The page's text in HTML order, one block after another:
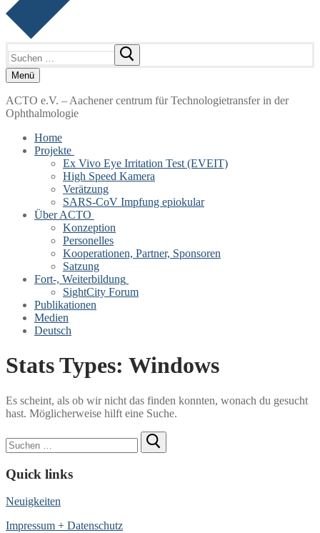
nach:
Menü
ACTO e.V. – Aachener centrum für Technologietransfer in der
Ophthalmologie
Home
Projekte
Ex Vivo Eye Irritation Test (EVEIT)
High Speed Kamera
Verätzung
SARS-CoV Impfung epiokular
Über ACTO
Konzeption
Personelles
Kooperationen, Partner, Sponsoren
Satzung
Fort-, Weiterbildung
SightCity Forum
Publikationen
Medien
Deutsch
Stats Types: Windows
Es scheint, als ob wir nicht das finden konnten, wonach du gesucht
hast. Möglicherweise hilft eine Suche.
Suchen
nach:
Quick links
Neuigkeiten
Impressum + Datenschutz